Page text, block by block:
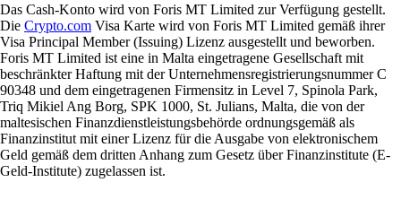
Das Cash-Konto wird von Foris MT Limited zur Verfügung gestellt.
Die Crypto.com Visa Karte wird von Foris MT Limited gemäß ihrer
Visa Principal Member (Issuing) Lizenz ausgestellt und beworben.
Foris MT Limited ist eine in Malta eingetragene Gesellschaft mit
beschränkter Haftung mit der Unternehmensregistrierungsnummer C
90348 und dem eingetragenen Firmensitz in Level 7, Spinola Park,
Triq Mikiel Ang Borg, SPK 1000, St. Julians, Malta, die von der
maltesischen Finanzdienstleistungsbehörde ordnungsgemäß als
Finanzinstitut mit einer Lizenz für die Ausgabe von elektronischem
Geld gemäß dem dritten Anhang zum Gesetz über Finanzinstitute (E-
Geld-Institute) zugelassen ist.